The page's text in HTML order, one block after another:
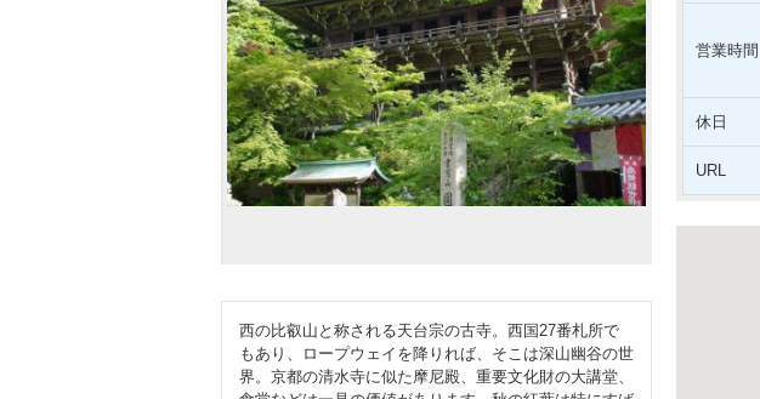
西の比叡山と称される天台宗の古寺。西国27番札所で
もあり、ロープウェイを降りれば、そこは深山幽谷の世
界。京都の清水寺に似た摩尼殿、重要文化財の大講堂、
営業時間
休日
URL